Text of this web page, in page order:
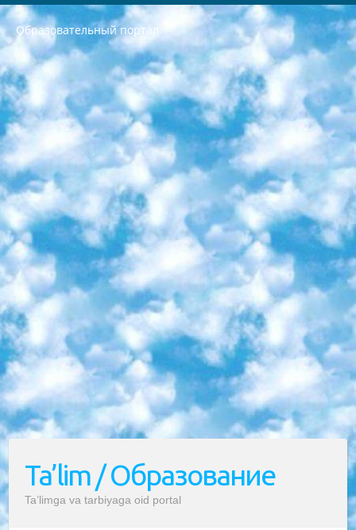
Образовательный портал
РЕСПУБЛИКА УЗБЕКИСТАН МИНИСТРЕРСТВО ДОШКОЛЬНОГО И ШКОЛЬНОГО ОБРАЗОВАНИЯ КОМАНДА в общеобразовательных учреждениях в 2023-2024 учебном году организация и проведение итоговой государственной аттестации обучающихся о Министра дошкольного и школьного образования Республики Узбекистан от 4 марта 2008 года (постановлением Минюста от 20 марта 2008 года № 1778 государственной регистрации) «Итоговое состояние учащихся общего среднего образования на основании положения об утверждении положения об аттестации общего среднего образования выпускной экзамен студентов в образовательных учреждениях в 2023-2024 учебном году В целях организации и прохождения аттестации приказываю: 1. Следующее: перечень предметов, по которым будет проводиться итоговая государственная аттестация и экзамен формы перевода согласно приложению 1; сертификаты международного образца, оценивающие уровень владения иностранными языками перечень согласно приложению 2; 2. Педагогический при специализированных образовательных учреждениях. научно-практический центр квалификации и международной оценки (Д.Давидова) 2024 г. До 25 марта: задания по предметам, по которым будет проводиться итоговая аттестация разработка и утверждение технических условий; итоговая аттестация на основании разработанного предметного задания разработка вопросов по предметам (устно и письменно), экзамен передача; общеобразовательные средние школы и специальные учебные заведения учащиеся выпускных классов школ и интернатов в агентской системе подготовка базы данных экзаменационных материалов и критериев оценки; перевод базы экзаменационных материалов на все языки обучения подать в Республиканский образовательный центр для изготовления; варианты экзаменов на основе разработанных контрольных материалов пусть будут поставлены задачи формирования. 3. Республиканский образовательный центр (Ш.Худайкулов) до 5 апреля 2024 года. до: база данных предоставленных экзаменационных материалов на все языки обучения перевод и экспертиза; для слепых, слабовидящих, глухих, слабослышащих и умственно отсталых детей учащиеся выпускных классов специализированных школ и школ-интернатов база данных экзаменационных материалов на всех преподаваемых языках подготовка критериев оценки; специализированные школы для умственно отсталых детей и технологии для учащихся выпускных классов школ-интернатов разработка соответствующих рекомендаций и критериев проведения ЕГЭ по естествознанию давать задания. 4. Педагогический при специализированных образовательных учреждениях. Научно-практический центр навыков и международной оценки (Д.Давидова), Республика образовательный центр (Худайкулов Ш.) итоговый государственный аттестационный экзамен ориентирован на творческое и логическое мышление при подготовке базы материалов учитывать введение заданий. 5. Следует отметить, что: сертификат государственного образца о знании общеобразовательного предмета и как минимум национальный уровень B1 по предметам на иностранных языках, указанным в Приложении 2. или международно признанный сертификат эквивалентного уровня студенты, изучающие определенный предмет, освобождаются от экзамена; по соответствующим предметам запланирована итоговая государственная аттестация за день до дня, путем жеребьевки Рабочей группой (в письменной форме по предметам, проводимым в форме) из числа сформированных вариантов выбрано 2 варианта; 2 выбранных варианта экзамена анонсированы на официальном сайте министерства и все выпускники по всей стране на основе этих вариантов проводит итоговую государственную аттестацию. 6. Государственное образование учащихся средних общеобразовательных учреждений. знания в соответствии с квалификационными требованиями, которые необходимо приобрести на основании стандартов итоговый (выпускной) контроль для 9 и 11 классов в целях тестирования Экзамены (далее – экзамены) состоят из предметов, перечисленных в приложении 1. будет сделано. 7. Экзамены пройдут с 26 мая по 15 июня 2024 г. (кроме науки физического воспитания). 8. Физическая для учащихся 9 классов общесредних образовательных учреждений. Экзамены по предмету «Образование, квалификация медицина» 1-6 мая 2024 года. сотрудники перевести под присмотр (с отклонениями в физическом или умственном развитии) специализированная школа для детей, школы-интернаты и со сколиозом школы-интернаты санаторного типа для больных детей исключены). 9. Он был слепым, слабовидящим и имел нарушения опорно-двигательного аппарата. экзамены в специализированных школах и интернатах для детей должны проводиться исходя из требований, предъявляемых к общеобразовательным учреждениям (физкультура кроме науки). 10. Специализированная школа для глухих и слабослышащих детей. и экзамены в интернатах и быть реализован в виде письменного теста по математике. 11. Специальность для умственно отсталых детей. Для 9 класса Родной язык и литературное письмо Государственный язык (язык обучения – узбекский). для неклассов) написано Математическое письмо Письменная/устная история Узбекистана Физическое воспитание практично Итоговый контроль Для 11 класса Написание родного языка и литературы (эссе) Математическое письмо Узбекский язык (обучение на узбекском языке) не посещающее общее среднее образование для учреждений)/Образовательное учреждение выбор письменный и устный Иностранный язык письменный/устный Письменная/устная история Узбекистана *По выбору студента:  Химия  Физика  Основы государственного права  География 10 бесплатных образовательных ресурсов - Мы составили подборку онлайн-проектов с интерактивными упражнениями, видеолекциями и статьями. Они помогут вам обрести новые и освежить старые знания бесплатно. 1. «ИНТУИТ» Старейшая образовательная площадка Рунета. Здесь вы найдёте сотни текстовых и видеокурсов на десятки различных тем — от программирования до психологии. Многие курсы подготовлены российскими университетами и крупными международными компаниями вроде Intel и Microsoft. Самостоятельное обучение бесплатное, но желающие могут оплатить услуги персональных наставников. 2. «Смартия» знакомит с актуальными профессиями и подсказывает, как им обучаться. Выбрав заинтересовавшую вас специальность — SMM-специалист, фотограф, веб-дизайнер или другую, — увидите список необходимых для неё умений. Чтобы вы могли освоить их самостоятельно, для каждого умения площадка отображает подборку ссылок на учебные материалы. Хотя «Смартия» ориентируется на русскоязычную аудиторию, часть контента всё же доступна только на английском. 3. «Лекторий Физтеха» Проект Московского физико-технического института (Физтеха). С его помощью вы можете смотреть онлайн серии лекций, записанные на видео в этом вузе. В числе доступных предметов — физика, биология, химия, информационные технологии и другие. К некоторым лекциям администрация ресурса прилагает готовые конспекты, которые можно скачивать в PDF-формате. 4. ITMOcourses Онлайн-площадка Санкт-Петербургского национального исследовательского университета информационных технологий, механики и оптики (ИТМО). Ресурс предоставляет свободный доступ к курсам, разработанным в этом вузе. Каталог материалов разбит на четыре категории: «Оптические системы и технологии», «Приборостроение и робототехника», «Информационные технологии» и «Биотехнологии». Курсы состоят из видеолекций, интерактивных демонстраций и заданий. 5. «КиберЛенинка» Электронная научная библиотека открытого доступа. Каталог площадки регулярно обрастает текстами статей из различных научных изданий. Сгруппированные по журналам и рубрикам публикации можно читать онлайн или скачивать целиком в PDF-формате. Проект нацелен на популяризацию науки за счёт открытого доступа к качественной информации. 6. «ПостНаука» На этом ресурсе публикуют подборки видеолекций, составленные экспертами из разных отраслей и объединённые общими темами. Среди них, к примеру, есть серии «Биоинформатика и геномика», «Культура средневековой Скандинавии» и Cinema Studies о теории кино. Каждая подборка лекций — логически связанная история, рассказанная экспертом от первого лица. Кроме того, на сайте появляются научно-образовательные статьи и тесты на разные темы. 7. «Newочём» Команда проекта «Newочём» отбирает самые интересные тексты из англоязычных СМИ и переводит те из них, за которые голосуют участники сообщества «ВКонтакте». По большей части это научно-популярные статьи. Редакторы придумывают лишь заголовки, в остальном содержание переводов соответствует оригиналам. Полные тексты можно читать прямо в социальной сети. 8. InternetUrok Онлайн-база материалов по основным дисциплинам школьной программы. Информация на сайте структурирована по классам, предметам и темам (урокам). Каждый урок состоит из видеолекций и конспектов. Есть также интерактивные тренажёры и тесты для закрепления пройденного материала. Даже если вы давно окончили школу, возможность повторить программу старших классов всегда может пригодиться. 9. Edutainme Ещё один ресурс об образовании. В отличие от Newtonew, как мне кажется, Edutainme больше ориентируется на представителей индустрии: педагогов, предпринимателей, разработчиков образовательных проектов. Но и любой, кто просто стремится к саморазвитию, найдёт на сайте много полезного и интересного для себя. Например, информацию о новых курсах и образовательных сервисах. 10. Newtonew Онлайн-медиа об образовании и обучении в широком смысле. Авторы Newtonew пишут об инструментах, заведениях, тактиках и стратегиях, которые помогают учить других и получать новые знания самостоятельно. На этой площадке вы найдёте новости, обзоры, аналитические мат
Ta’lim / Образование
Ta’limga va tarbiyaga oid portal